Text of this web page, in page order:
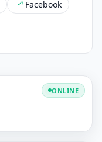
Facebook
ONLINE